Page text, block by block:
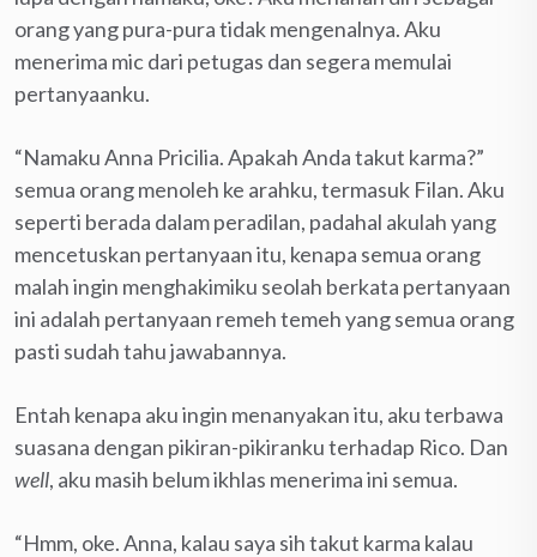
orang yang pura-pura tidak mengenalnya. Aku
menerima mic dari petugas dan segera memulai
pertanyaanku.
“Namaku Anna Pricilia. Apakah Anda takut karma?”
semua orang menoleh ke arahku, termasuk Filan. Aku
seperti berada dalam peradilan, padahal akulah yang
mencetuskan pertanyaan itu, kenapa semua orang
malah ingin menghakimiku seolah berkata pertanyaan
ini adalah pertanyaan remeh temeh yang semua orang
pasti sudah tahu jawabannya.
Entah kenapa aku ingin menanyakan itu, aku terbawa
suasana dengan pikiran-pikiranku terhadap Rico. Dan
well, aku masih belum ikhlas menerima ini semua.
“Hmm, oke. Anna, kalau saya sih takut karma kalau